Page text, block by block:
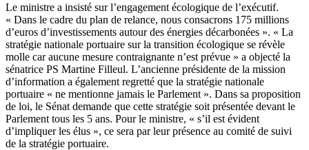
Le ministre a insisté sur l’engagement écologique de l’exécutif.
« Dans le cadre du plan de relance, nous consacrons 175 millions
d’euros d’investissements autour des énergies décarbonées ». « La
stratégie nationale portuaire sur la transition écologique se révèle
molle car aucune mesure contraignante n’est prévue » a objecté la
sénatrice PS Martine Filleul. L’ancienne présidente de la mission
d’information a également regretté que la stratégie nationale
portuaire « ne mentionne jamais le Parlement ». Dans sa proposition
de loi, le Sénat demande que cette stratégie soit présentée devant le
Parlement tous les 5 ans. Pour le ministre, « s’il est évident
d’impliquer les élus », ce sera par leur présence au comité de suivi
de la stratégie portuaire.